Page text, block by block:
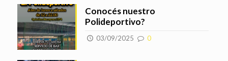
Conocés nuestro
Polideportivo?
03/09/2025 0